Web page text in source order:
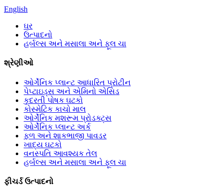
English
ઘર
ઉત્પાદનો
હર્બલ્સ અને મસાલા અને ફૂલ ચા
શ્રેણીઓ
ઓર્ગેનિક પ્લાન્ટ આધારિત પ્રોટીન
પેપ્ટાઇડ્સ અને એમિનો એસિડ
કુદરતી પોષક ઘટકો
કોસ્મેટિક કાચો માલ
ઓર્ગેનિક મશરૂમ પ્રોડક્ટ્સ
ઓર્ગેનિક પ્લાન્ટ અર્ક
ફળ અને શાકભાજી પાવડર
ખાદ્ય ઘટકો
વનસ્પતિ આવશ્યક તેલ
હર્બલ્સ અને મસાલા અને ફૂલ ચા
ફીચર્ડ ઉત્પાદનો